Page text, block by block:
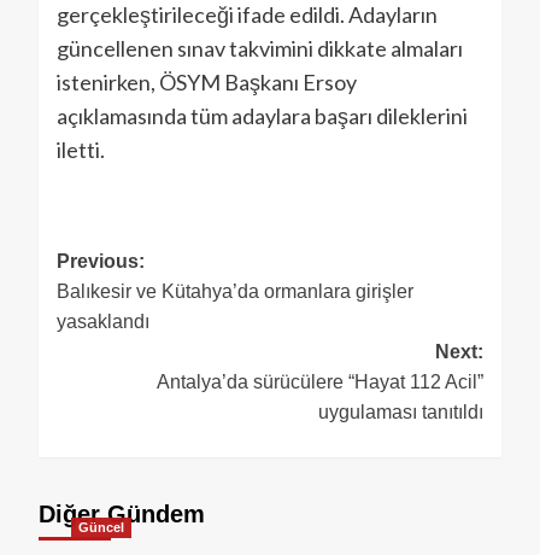
gerçekleştirileceği ifade edildi. Adayların
güncellenen sınav takvimini dikkate almaları
istenirken, ÖSYM Başkanı Ersoy
açıklamasında tüm adaylara başarı dileklerini
iletti.
Previous:
Balıkesir ve Kütahya’da ormanlara girişler
yasaklandı
Next:
Antalya’da sürücülere “Hayat 112 Acil”
uygulaması tanıtıldı
Diğer Gündem
Güncel